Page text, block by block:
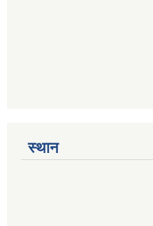
स्थान